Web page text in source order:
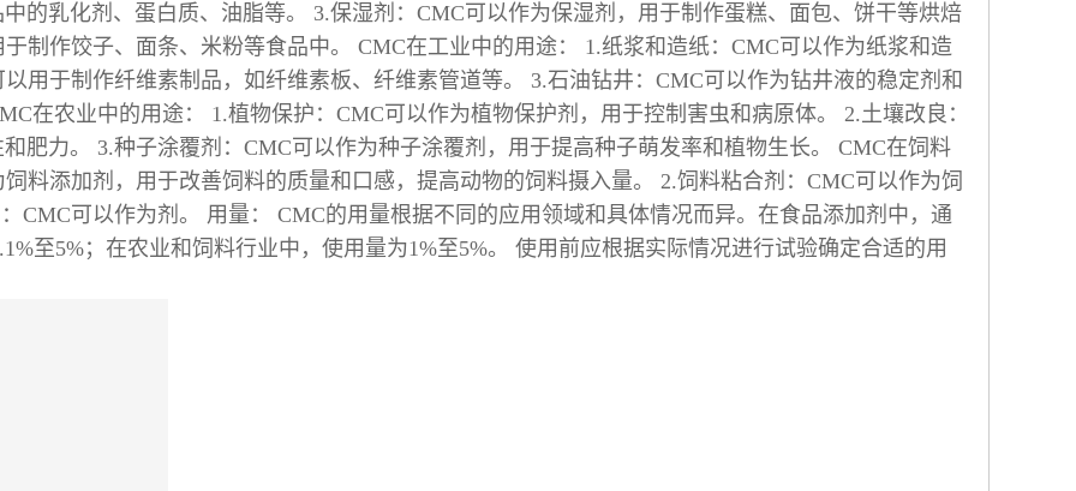
的乳化剂、蛋白质、油脂等。 3.保湿剂：CMC可以作为保湿剂，用于制作蛋糕、面包、饼干等烘焙
制作饺子、面条、米粉等食品中。 CMC在工业中的用途： 1.纸浆和造纸：CMC可以作为纸浆和造
用于制作纤维素制品，如纤维素板、纤维素管道等。 3.石油钻井：CMC可以作为钻井液的稳定剂和
在农业中的用途： 1.植物保护：CMC可以作为植物保护剂，用于控制害虫和病原体。 2.土壤改良：
肥力。 3.种子涂覆剂：CMC可以作为种子涂覆剂，用于提高种子萌发率和植物生长。 CMC在饲料
料添加剂，用于改善饲料的质量和口感，提高动物的饲料摄入量。 2.饲料粘合剂：CMC可以作为饲
CMC可以作为剂。 用量： CMC的用量根据不同的应用领域和具体情况而异。在食品添加剂中，通
至5%；在农业和饲料行业中，使用量为1%至5%。 使用前应根据实际情况进行试验确定合适的用